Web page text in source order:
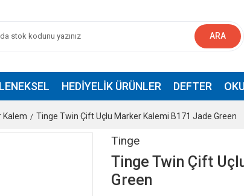
ARA
HEDIYELIK ÜRÜNLER DEFTER
Kalem Tinge Twin Çift Uçlu Marker Kalemi B171 Jade Green
Tinge
Tinge Twin Çift
Green